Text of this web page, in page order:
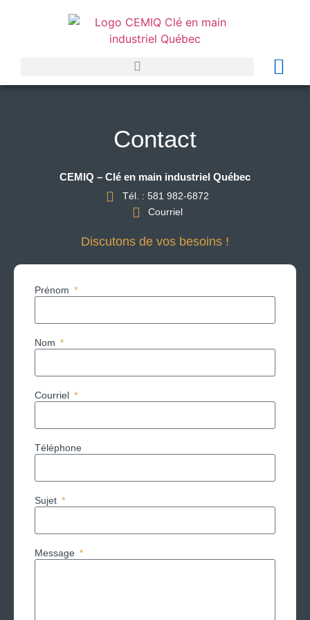
Contact
CEMIQ – Clé en main industriel Québec
Tél. : 581 982-6872
Courriel
Discutons de vos besoins !
Prénom
Nom
Courriel
Téléphone
Sujet
Message